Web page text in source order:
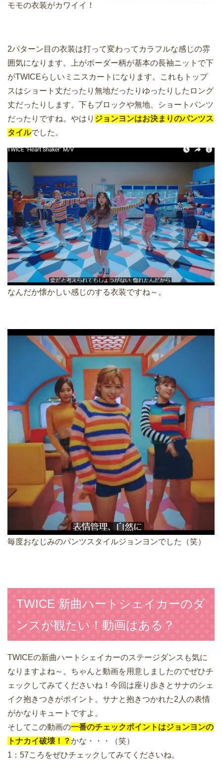
モモの衣装がカワイイ！
2パターン目の衣装は打って変わってカラフルな感じの雰
囲気になります。上がボーダー柄が基本の長袖ニットで下
がTWICEらしいミニスカートになります。これもトップ
スはショート丈だったり無地だったりゆったりしたロング
丈だったりします。下もブロックや無地、ショートパンツ
だったりですね。やはり ジョンヨンはお決まりのパンツス
タイルでした。
なんだか懐かしい感じのする衣装ですね～。
毎度おなじみのパンツスタイルジョンヨンでした（笑）
TWICE 新曲ハートシェイカーのダ
ンスが観たい！動画はある？
TWICEの新曲ハートシェイカーのステージダンスも気に
なりますよね～。ちゃんと動画を用意しましたのでぜひチ
ェックしてみてくださいね！今回は座り歩きとサナのシェ
イク抱きつきがポイント。サナと抱きつかれた2人の表情
がかなりキュートですよ。
そしてこの動画の一番のチェックポイントはジョンヨンの
トナカイ破壊！？かな・・・（笑）
1：57ころをぜひチェックしてみてくださいね。